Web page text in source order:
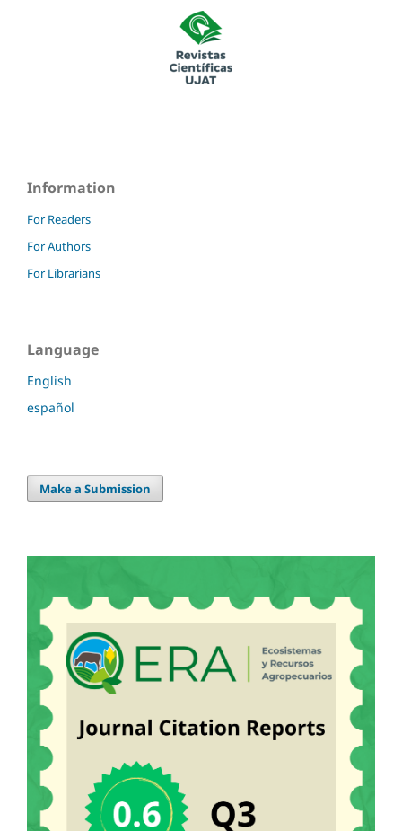
Information
For Readers
For Authors
For Librarians
Language
English
español
Make a Submission